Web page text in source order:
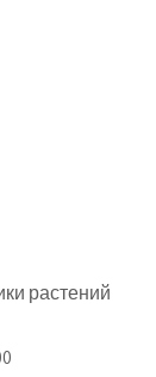
растений